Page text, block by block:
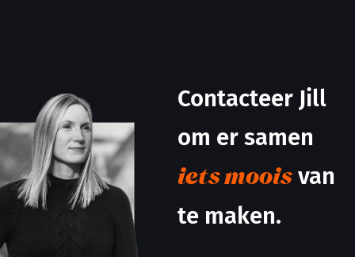
Contacteer Jill
om er samen
iets moois van
te maken.